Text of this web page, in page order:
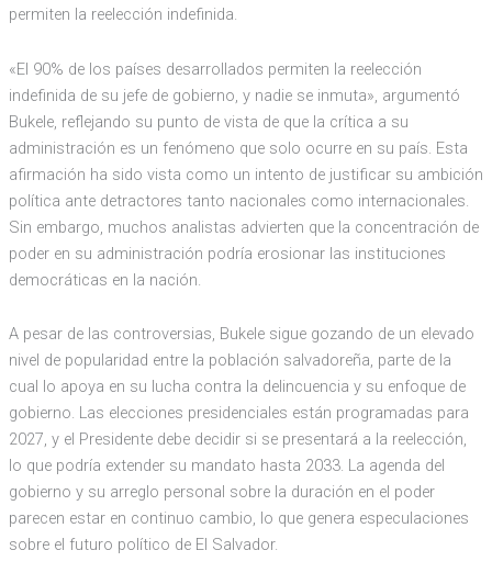
permiten la reelección indefinida.
«El 90% de los países desarrollados permiten la reelección
indefinida de su jefe de gobierno, y nadie se inmuta», argumentó
Bukele, reflejando su punto de vista de que la crítica a su
administración es un fenómeno que solo ocurre en su país. Esta
afirmación ha sido vista como un intento de justificar su ambición
política ante detractores tanto nacionales como internacionales.
Sin embargo, muchos analistas advierten que la concentración de
poder en su administración podría erosionar las instituciones
democráticas en la nación.
A pesar de las controversias, Bukele sigue gozando de un elevado
nivel de popularidad entre la población salvadoreña, parte de la
cual lo apoya en su lucha contra la delincuencia y su enfoque de
gobierno. Las elecciones presidenciales están programadas para
2027, y el Presidente debe decidir si se presentará a la reelección,
lo que podría extender su mandato hasta 2033. La agenda del
gobierno y su arreglo personal sobre la duración en el poder
parecen estar en continuo cambio, lo que genera especulaciones
sobre el futuro político de El Salvador.